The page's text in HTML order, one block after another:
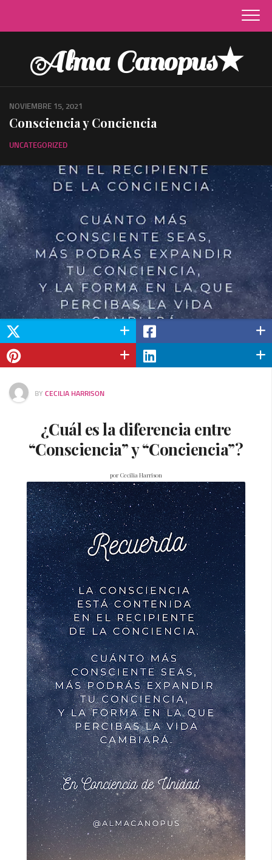
content
Alma Canopus★
NOVIEMBRE 15, 2021
Consciencia y Conciencia
UNCATEGORIZED
BY CECILIA HARRISON
¿Cuál es la diferencia entre
“Consciencia” y “Conciencia”?
por Cecilia Harrison